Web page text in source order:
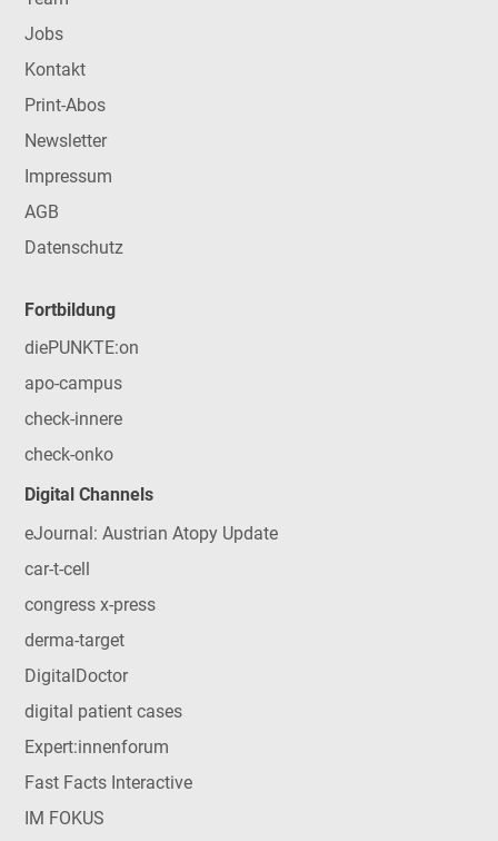
Jobs
Kontakt
Print-Abos
Newsletter
Impressum
AGB
Datenschutz
Fortbildung
diePUNKTE:on
apo-campus
check-innere
check-onko
Digital Channels
eJournal: Austrian Atopy Update
car-t-cell
congress x-press
derma-target
DigitalDoctor
digital patient cases
Expert:innenforum
Fast Facts Interactive
IM FOKUS